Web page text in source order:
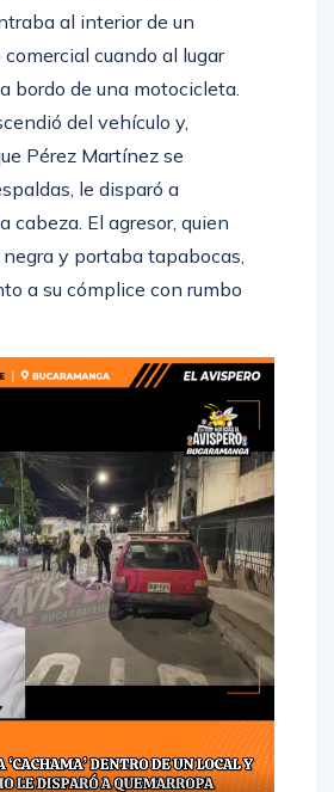
primeras versiones, la
al interior de un
cuando al lugar
bordo de una motocicleta.
del vehículo y,
Pérez Martínez se
le disparó a
cabeza. El agresor, quien
y portaba tapabocas,
a su cómplice con rumbo